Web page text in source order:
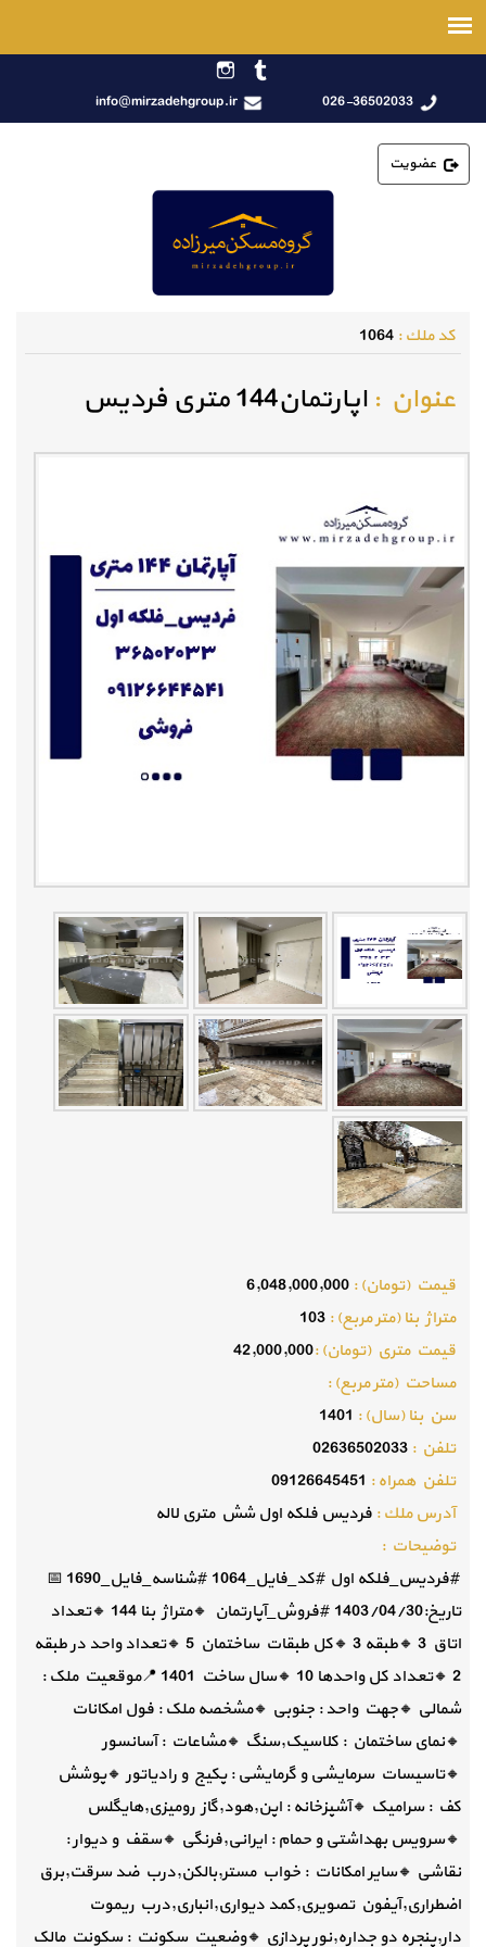
026-36502033
info@mirzadehgroup.ir
عضویت
كد ملك :1064
عنوان :اپارتمان144 متری فردیس
قيمت (تومان) :6,048,000,000
متراژ بنا (متر مربع) :103
قيمت متري (تومان) :42,000,000
مساحت (متر مربع) :
سن بنا (سال) : 1401
تلفن :02636502033
تلفن همراه : 09126645451
آدرس ملك :فردیس فلکه اول شش متری لاله
توضيحات :
#فردیس_فلکه اول #کد_فایل_1064 #شناسه_فایل_1690 📅
تاریخ:1403/04/30 #فروش_آپارتمان 🔸️متراژ بنا 144 🔸️تعداد
اتاق 3 🔸️طبقه 3 🔸️کل طبقات ساختمان 5 🔸️تعداد واحد در طبقه
2 🔸️تعداد کل واحدها 10 🔸️سال ساخت 1401 📍موقعیت ملک :
شمالی 🔸️جهت واحد : جنوبی 🔸️مشخصه ملک : فول امکانات
🔸️نمای ساختمان : کلاسیک,سنگ 🔸️مشاعات : آسانسور
🔸️تاسیسات سرمایشی و گرمایشی : پکیج و رادیاتور 🔸️پوشش
کف : سرامیک 🔸️آشپزخانه : اپن,هود,گاز رومیزی,هایگلس
🔸️سرویس بهداشتی و حمام : ایرانی,فرنگی 🔸️سقف و دیوار :
نقاشی 🔸️سایر امکانات : خواب مستر,بالکن,درب ضد سرقت,برق
اضطراری,آیفون تصویری,کمد دیواری,انباری,درب ریموت
دار,پنجره دو جداره,نور پردازی 🔸️وضعیت سکونت : سکونت مالک